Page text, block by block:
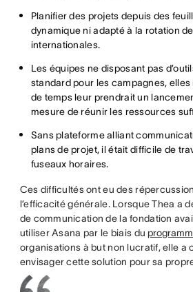
Planifier des projets depuis des
dynamique ni adapté à la rotation
internationales.
Les équipes ne disposant pas
standard pour les campagnes,
de temps leur prendrait un
mesure de réunir les ressources
Sans plateforme alliant
plans de projet, il était difficile de
fuseaux horaires.
Ces difficultés ont eu des
l’efficacité générale. Lorsque Thea a
de communication de la fondation
utiliser Asana par le biais du
organisations à but non lucratif, elle a
envisager cette solution pour sa